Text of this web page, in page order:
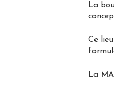
La
Ce
La